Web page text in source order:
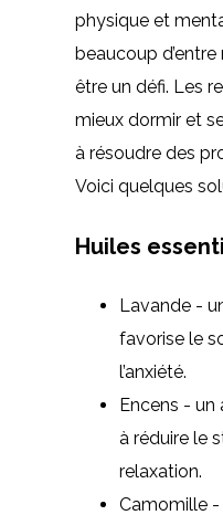
physique et
beaucoup
être un défi. Les
mieux dormir et
à résoudre des
Voici quelques
Huiles
Lavande -
favorise le
l’anxiété.
Encens -
à réduire le
relaxation.
Camomille -